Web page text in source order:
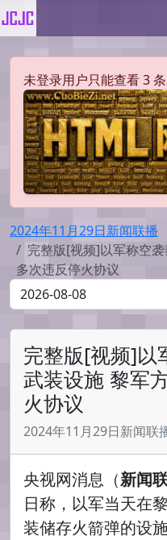
未登录用户只能查看 3
2024年11月29日新闻联播
完整版[视频]以军称空
多次违反停火协议
完整版[视频]以
武装设施 黎军
火协议
2024年11月29日新闻联
央视网消息（新闻
日称，以军当天在
装储存火箭弹的设